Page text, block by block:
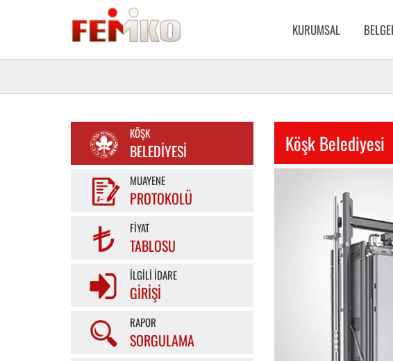
KURUMSAL
KÖŞK
BELEDIYESI
MUAYENE
PROTOKOLÜ
FIYAT
TABLOSU
İLGILI İDARE
GIRIŞI
RAPOR
SORGULAMA
Köşk Belediyesi